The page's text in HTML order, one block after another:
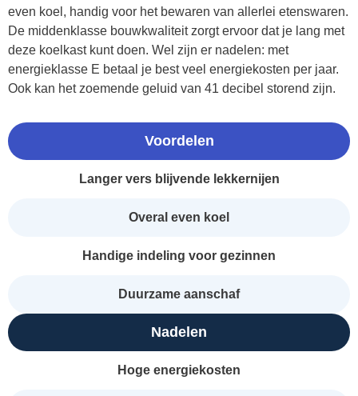
even koel, handig voor het bewaren van allerlei etenswaren.
De middenklasse bouwkwaliteit zorgt ervoor dat je lang met
deze koelkast kunt doen. Wel zijn er nadelen: met
energieklasse E betaal je best veel energiekosten per jaar.
Ook kan het zoemende geluid van 41 decibel storend zijn.
Voordelen
Langer vers blijvende lekkernijen
Overal even koel
Handige indeling voor gezinnen
Duurzame aanschaf
Nadelen
Hoge energiekosten